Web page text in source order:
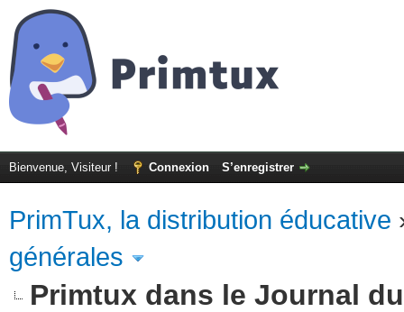
Bienvenue, Visiteur ! Connexion S’enregistrer
PrimTux, la distribution éducative
générales
Primtux dans le Journal